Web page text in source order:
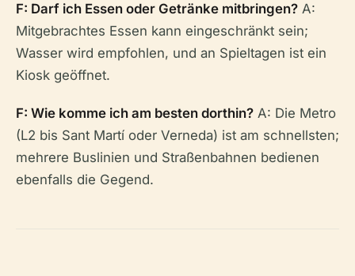
F: Darf ich Essen oder Getränke mitbringen? A:
Mitgebrachtes Essen kann eingeschränkt sein;
Wasser wird empfohlen, und an Spieltagen ist ein
Kiosk geöffnet.
F: Wie komme ich am besten dorthin? A: Die Metro
(L2 bis Sant Martí oder Verneda) ist am schnellsten;
mehrere Buslinien und Straßenbahnen bedienen
ebenfalls die Gegend.